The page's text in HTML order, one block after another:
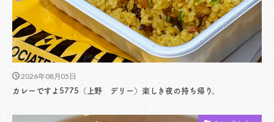
2026年08月05日
カレーですよ5775（上野 デリー）楽しき夜の持ち帰り。